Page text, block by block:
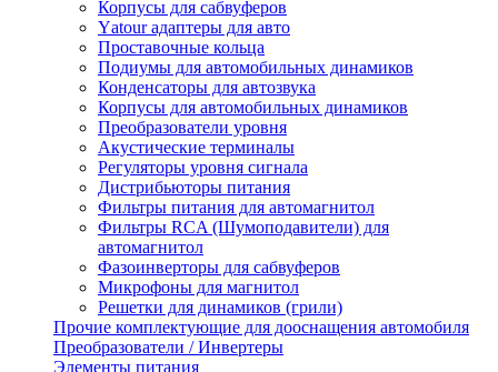
Корпусы для сабвуферов
Yаtour адаптеры для авто
Проставочные кольца
Подиумы для автомобильных динамиков
Конденсаторы для автозвука
Корпусы для автомобильных динамиков
Преобразователи уровня
Акустические терминалы
Регуляторы уровня сигнала
Дистрибьюторы питания
Фильтры питания для автомагнитол
Фильтры RCA (Шумоподавители) для
автомагнитол
Фазоинверторы для сабвуферов
Микрофоны для магнитол
Решетки для динамиков (грили)
Прочие комплектующие для дооснащения автомобиля
Преобразователи / Инвертеры
Элементы питания